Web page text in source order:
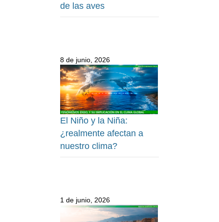
de las aves
8 de junio, 2026
El Niño y la Niña:
¿realmente afectan a
nuestro clima?
1 de junio, 2026